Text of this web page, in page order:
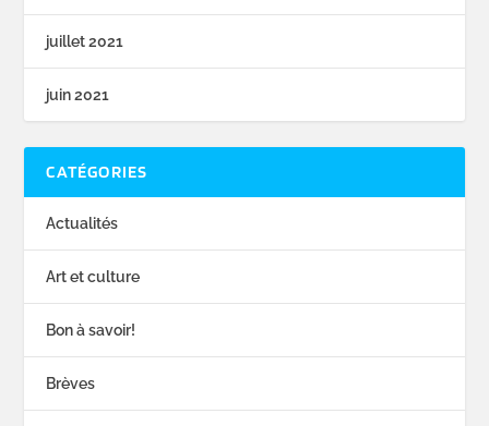
juillet 2021
juin 2021
CATÉGORIES
Actualités
Art et culture
Bon à savoir!
Brèves